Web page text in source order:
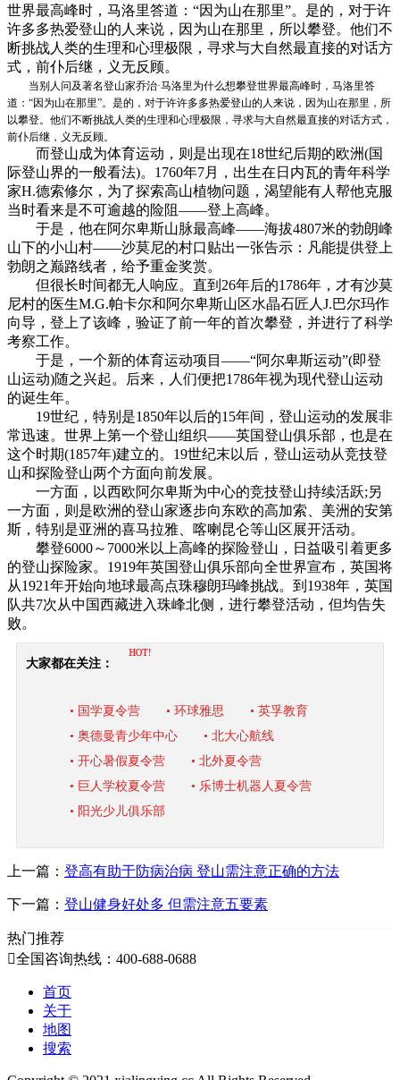
世界最高峰时，马洛里答道：“因为山在那里”。是的，对于许
许多多热爱登山的人来说，因为山在那里，所以攀登。他们不
断挑战人类的生理和心理极限，寻求与大自然最直接的对话方
式，前仆后继，义无反顾。
当别人问及著名登山家乔治·马洛里为什么想攀登世界最高峰时，马洛里答
道：“因为山在那里”。是的，对于许许多多热爱登山的人来说，因为山在那里，所
以攀登。他们不断挑战人类的生理和心理极限，寻求与大自然最直接的对话方式，
前仆后继，义无反顾。
而登山成为体育运动，则是出现在18世纪后期的欧洲(国
际登山界的一般看法)。1760年7月，出生在日内瓦的青年科学
家H.德索修尔，为了探索高山植物问题，渴望能有人帮他克服
当时看来是不可逾越的险阻——登上高峰。
于是，他在阿尔卑斯山脉最高峰——海拔4807米的勃朗峰
山下的小山村——沙莫尼的村口贴出一张告示：凡能提供登上
勃朗之巅路线者，给予重金奖赏。
但很长时间都无人响应。直到26年后的1786年，才有沙莫
尼村的医生M.G.帕卡尔和阿尔卑斯山区水晶石匠人J.巴尔玛作
向导，登上了该峰，验证了前一年的首次攀登，并进行了科学
考察工作。
于是，一个新的体育运动项目——“阿尔卑斯运动”(即登
山运动)随之兴起。后来，人们便把1786年视为现代登山运动
的诞生年。
19世纪，特别是1850年以后的15年间，登山运动的发展非
常迅速。世界上第一个登山组织——英国登山俱乐部，也是在
这个时期(1857年)建立的。19世纪末以后，登山运动从竞技登
山和探险登山两个方面向前发展。
一方面，以西欧阿尔卑斯为中心的竞技登山持续活跃;另
一方面，则是欧洲的登山家逐步向东欧的高加索、美洲的安第
斯，特别是亚洲的喜马拉雅、喀喇昆仑等山区展开活动。
攀登6000～7000米以上高峰的探险登山，日益吸引着更多
的登山探险家。1919年英国登山俱乐部向全世界宣布，英国将
从1921年开始向地球最高点珠穆朗玛峰挑战。到1938年，英国
队共7次从中国西藏进入珠峰北侧，进行攀登活动，但均告失
败。
大家都在关注：
HOT!
• 国学夏令营 • 环球雅思
• 英孚教育
• 奥德曼青少年中心
• 北大心航线
• 开心暑假夏令营
• 北外夏令营
• 巨人学校夏令营
• 乐博士机器人夏令营
• 阳光少儿俱乐部
上一篇： 登高有助于防病治病 登山需注意正确的方法
下一篇： 登山健身好处多 但需注意五要素
热门推荐
全国咨询热线：400-688-0688
首页
关于
地图
搜索